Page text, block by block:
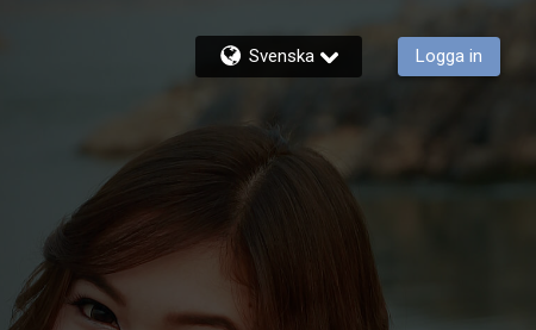
Svenska Logga in